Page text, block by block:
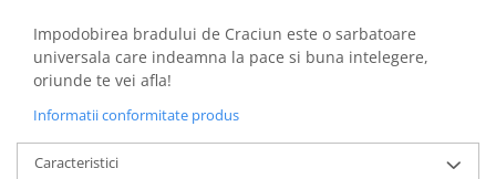
Impodobirea bradului de Craciun este o sarbatoare
universala care indeamna la pace si buna intelegere,
oriunde te vei afla!
Informatii conformitate produs
Caracteristici